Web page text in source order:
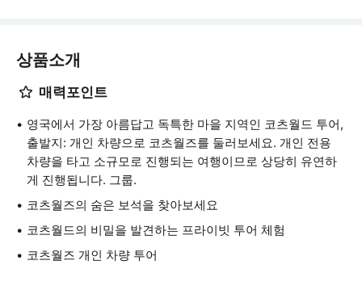
상품소개
매력포인트
영국에서 가장 아름답고 독특한 마을 지역인 코츠월드 투어,
출발지: 개인 차량으로 코츠월즈를 둘러보세요. 개인 전용
차량을 타고 소규모로 진행되는 여행이므로 상당히 유연하
게 진행됩니다. 그룹.
코츠월즈의 숨은 보석을 찾아보세요
코츠월드의 비밀을 발견하는 프라이빗 투어 체험
코츠월즈 개인 차량 투어